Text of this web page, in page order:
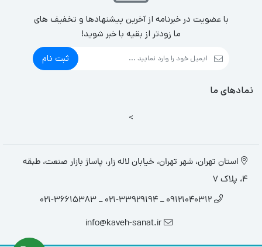
با عضویت در خبرنامه از آخرین پیشنهادها و تخفیف های
ما زودتر از بقیه با خبر شوید!
ثبت نام
نمادهای ما
>
استان تهران، شهر تهران، خیابان لاله زار، پاساژ بازار صنعت، طبقه
4، پلاک 7
09121040312 _ 021-33929194 _ 021-36615383
info@kaveh-sanat.ir